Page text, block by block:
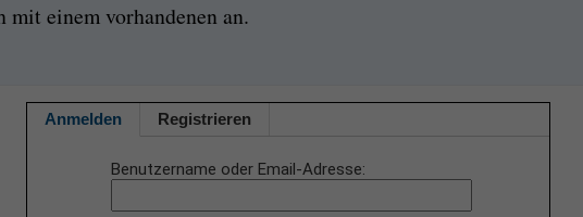
mit einem vorhandenen an.
Anmelden Registrieren
Benutzername oder Email-Adresse